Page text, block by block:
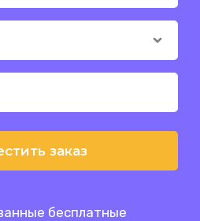
заказ
бесплатные